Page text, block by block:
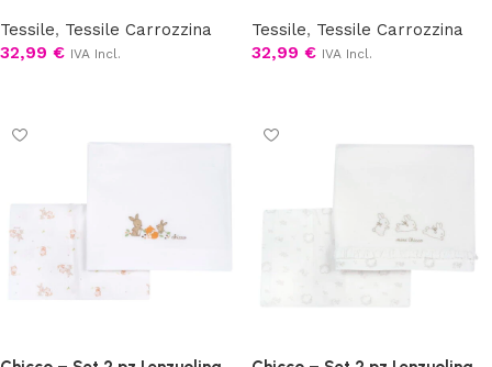
Tessile, Tessile Carrozzina
32,99 € IVA Incl.
Tessile, Tessile Carrozzina
32,99 € IVA Incl.